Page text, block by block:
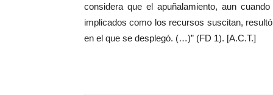
considera que el apuñalamiento, aun
implicados como los recursos suscitan,
en el que se desplegó. (…)” (FD 1). [A.C.T.]